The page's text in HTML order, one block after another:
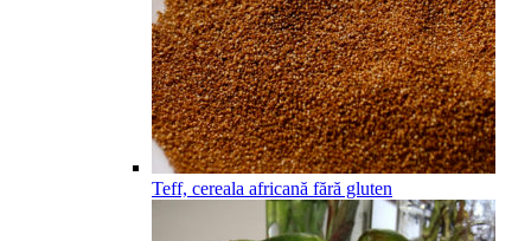
Teff, cereala africană fără gluten